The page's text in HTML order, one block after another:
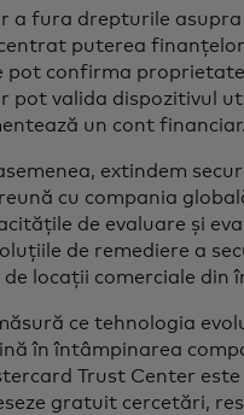
a fura drepturile
puterea
pot confirma
pot valida dispozitivul
un cont financiar.
extindem
cu compania
de evaluare și
de remediere a
de locații comerciale din
ce tehnologia
în întâmpinarea
Trust Center
gratuit cercetări,